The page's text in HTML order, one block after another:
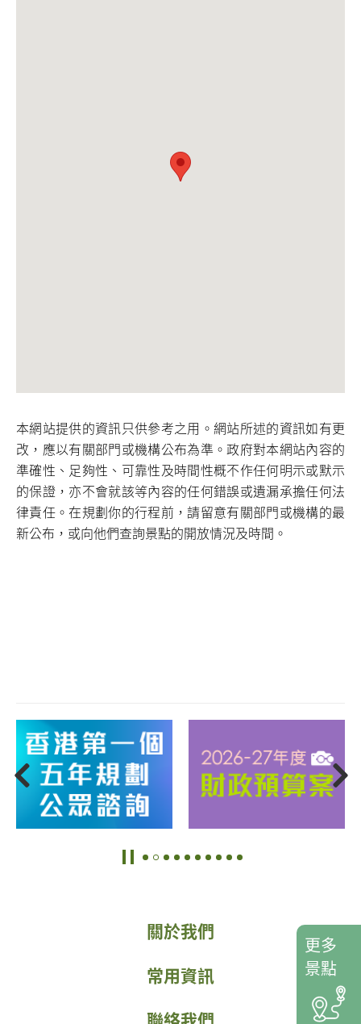
本網站提供的資訊只供參考之用。網站所述的資訊如有更
改，應以有關部門或機構公布為準。政府對本網站內容的
準確性、足夠性、可靠性及時間性概不作任何明示或默示
的保證，亦不會就該等內容的任何錯誤或遺漏承擔任何法
律責任。在規劃你的行程前，請留意有關部門或機構的最
新公布，或向他們查詢景點的開放情況及時間。
關於我們
常用資訊
聯絡我們
更多
景點